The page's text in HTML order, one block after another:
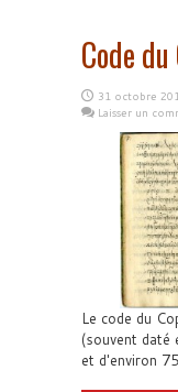
Code
31 octobre
Laisser un
Le code du
(souvent
et d'environ